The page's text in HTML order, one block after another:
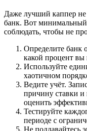
Даже лучший каппер не
банк. Вот минимальный
соблюдать, чтобы не
Определите банк
какой процент вы
Используйте
хаотичном
Ведите учёт.
причину ставки и
оценить
Тестируйте
периоде с